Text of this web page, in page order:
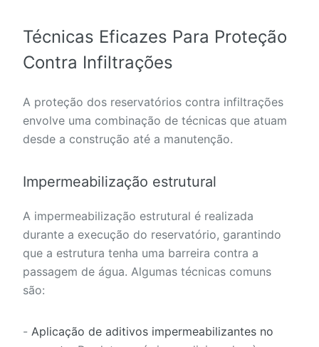
Técnicas Eficazes Para Proteção
Contra Infiltrações
A proteção dos reservatórios contra infiltrações
envolve uma combinação de técnicas que atuam
desde a construção até a manutenção.
Impermeabilização estrutural
A impermeabilização estrutural é realizada
durante a execução do reservatório, garantindo
que a estrutura tenha uma barreira contra a
passagem de água. Algumas técnicas comuns
são:
- Aplicação de aditivos impermeabilizantes no